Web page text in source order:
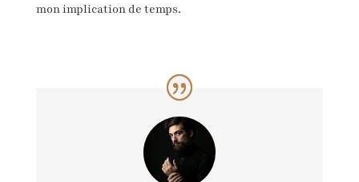
mon implication de temps.